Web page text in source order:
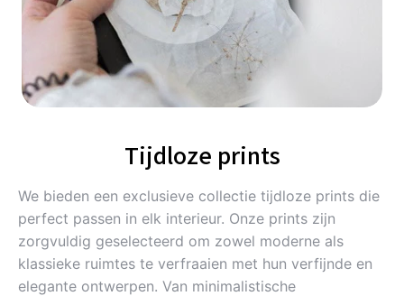
Tijdloze prints
We bieden een exclusieve collectie tijdloze prints die
perfect passen in elk interieur. Onze prints zijn
zorgvuldig geselecteerd om zowel moderne als
klassieke ruimtes te verfraaien met hun verfijnde en
elegante ontwerpen. Van minimalistische